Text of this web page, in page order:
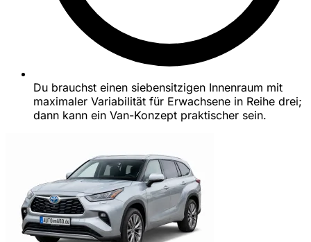
Du brauchst einen siebensitzigen Innenraum mit
maximaler Variabilität für Erwachsene in Reihe drei;
dann kann ein Van-Konzept praktischer sein.